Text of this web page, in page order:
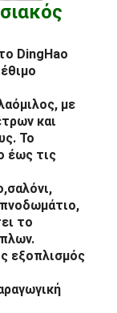
DingHao
όμιλος, με
και
Το
έως τις
σαλόνι,
,
το
.
εξοπλισμός